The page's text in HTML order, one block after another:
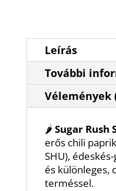
Leírás
További
Vélemények
🌶️ Sugar Rush
erős chili
SHU),
és különleges,
terméssel.